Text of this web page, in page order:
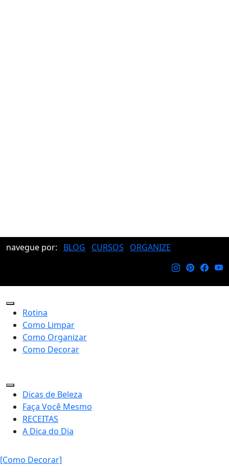
navegue por: BLOG CURSOS ORGANIZE
Rotina
Como Limpar
Como Organizar
Como Decorar
Dicas de Beleza
Faça Você Mesmo
RECEITAS
A Dica do Dia
[Como Decorar]